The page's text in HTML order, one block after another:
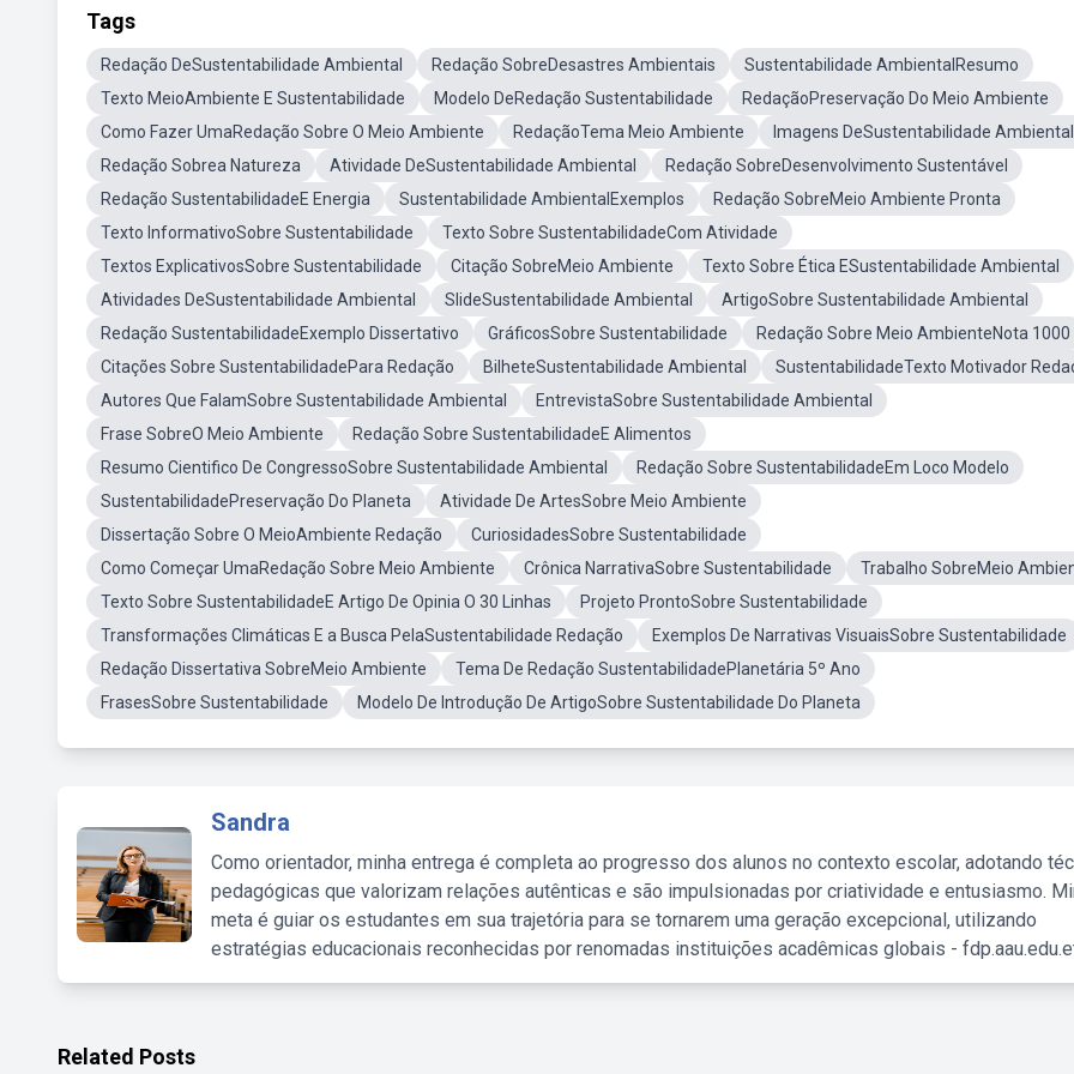
Tags
Redação DeSustentabilidade Ambiental Redação SobreDesastres Ambientais
Sustentabilidade AmbientalResumo
Texto MeioAmbiente E Sustentabilidade
Modelo DeRedação Sustentabilidade
RedaçãoPreservação Do Meio Ambiente
Como Fazer UmaRedação Sobre O Meio Ambiente
RedaçãoTema Meio Ambiente
Imagens DeSustentabilidade Ambiental
Redação Sobrea Natureza
Atividade DeSustentabilidade Ambiental
Redação SobreDesenvolvimento Sustentável
Redação SustentabilidadeE Energia
Sustentabilidade AmbientalExemplos
Redação SobreMeio Ambiente Pronta
Texto InformativoSobre Sustentabilidade
Texto Sobre SustentabilidadeCom Atividade
Textos ExplicativosSobre Sustentabilidade
Citação SobreMeio Ambiente
Texto Sobre Ética ESustentabilidade Ambiental
Atividades DeSustentabilidade Ambiental
SlideSustentabilidade Ambiental
ArtigoSobre Sustentabilidade Ambiental
Redação SustentabilidadeExemplo Dissertativo
GráficosSobre Sustentabilidade
Redação Sobre Meio AmbienteNota 1000
Citações Sobre SustentabilidadePara Redação
BilheteSustentabilidade Ambiental
SustentabilidadeTexto Motivador
Autores Que FalamSobre Sustentabilidade Ambiental
EntrevistaSobre Sustentabilidade Ambiental
Frase SobreO Meio Ambiente
Redação Sobre SustentabilidadeE Alimentos
Resumo Cientifico De CongressoSobre Sustentabilidade Ambiental
Redação Sobre SustentabilidadeEm Loco Modelo
SustentabilidadePreservação Do Planeta
Atividade De ArtesSobre Meio Ambiente
Dissertação Sobre O MeioAmbiente Redação
CuriosidadesSobre Sustentabilidade
Como Começar UmaRedação Sobre Meio Ambiente
Crônica NarrativaSobre Sustentabilidade
Trabalho SobreMeio
Texto Sobre SustentabilidadeE Artigo De Opinia O 30 Linhas
Projeto ProntoSobre Sustentabilidade
Transformações Climáticas E a Busca PelaSustentabilidade Redação
Exemplos De Narrativas VisuaisSobre Sustentabilidade
Redação Dissertativa SobreMeio Ambiente
Tema De Redação SustentabilidadePlanetária 5º Ano
FrasesSobre Sustentabilidade
Modelo De Introdução De ArtigoSobre Sustentabilidade Do Planeta
Sandra
Como orientador, minha entrega é completa ao progresso dos alunos no contexto escolar, adotando
pedagógicas que valorizam relações autênticas e são impulsionadas por criatividade e entusiasmo.
meta é guiar os estudantes em sua trajetória para se tornarem uma geração excepcional, utilizando
estratégias educacionais reconhecidas por renomadas instituições acadêmicas globais -
Related Posts